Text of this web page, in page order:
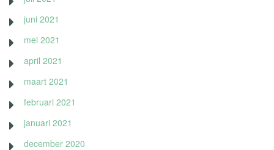
juni 2021
mei 2021
april 2021
maart 2021
februari 2021
januari 2021
december 2020